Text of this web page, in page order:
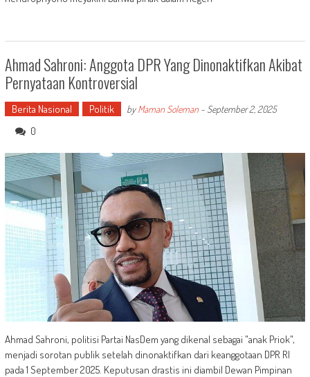
Ahmad Sahroni: Anggota DPR Yang Dinonaktifkan Akibat
Pernyataan Kontroversial
Berita Nasional Politik byMaman Soleman- September 2, 2025
0
Ahmad Sahroni, politisi Partai NasDem yang dikenal sebagai "anak Priok",
menjadi sorotan publik setelah dinonaktifkan dari keanggotaan DPR RI
pada 1 September 2025. Keputusan drastis ini diambil Dewan Pimpinan